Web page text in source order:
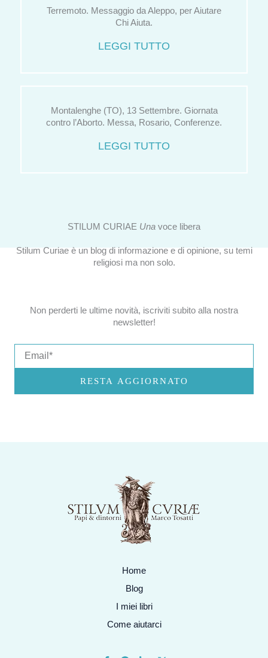
Terremoto. Messaggio da Aleppo, per Aiutare
Chi Aiuta.
LEGGI TUTTO
Montalenghe (TO), 13 Settembre. Giornata
contro l’Aborto. Messa, Rosario, Conferenze.
LEGGI TUTTO
STILUM CURIAE Una voce libera
Stilum Curiae è un blog di informazione e di opinione, su temi
religiosi ma non solo.
Non perderti le ultime novità, iscriviti subito alla nostra
newsletter!
RESTA AGGIORNATO
Home
Blog
I miei libri
Come aiutarci